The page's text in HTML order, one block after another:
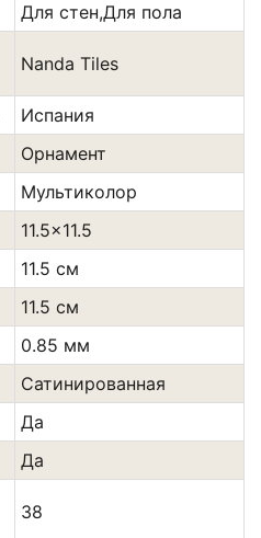
Для стен,Для пола
Nanda Tiles
Испания
Орнамент
Мультиколор
11.5x11.5
11.5 см
11.5 см
0.85 мм
Сатинированная
Да
Да
38